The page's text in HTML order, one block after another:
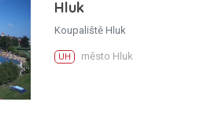
Hluk
Koupaliště Hluk
UH město Hluk